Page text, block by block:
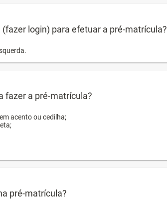
login) para efetuar a pré-matrícula?
fazer a pré-matrícula?
acento ou cedilha;
pré-matrícula?